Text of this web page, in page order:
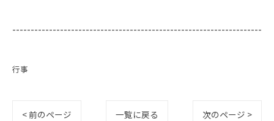
--------------------------------------------------------------------
行事
< 前のページ 一覧に戻る 次のページ >